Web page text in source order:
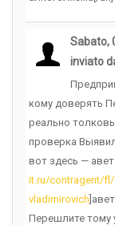
Sabato,
inviato
кому доверять
реально
проверка
вот здесь —
it.ru/contragent/fl/
vladimirovich
Перешлите тому